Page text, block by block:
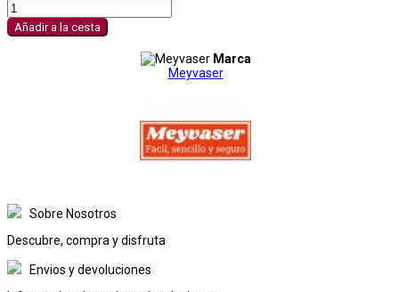
Añadir a la cesta
Marca
Meyvaser
Sobre Nosotros
Descubre, compra y disfruta
Envios y devoluciones